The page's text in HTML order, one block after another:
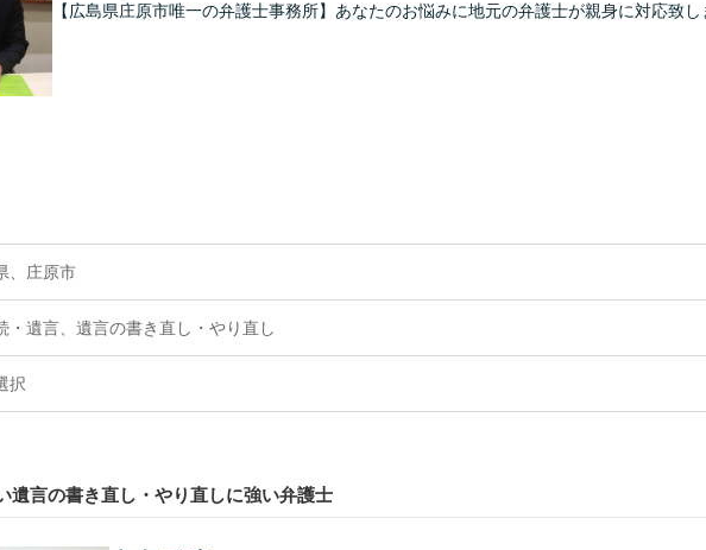
【広島県庄原市唯一の弁護士事務所】あなたのお悩みに地元の弁護士が親身に対応致し
、庄原市
・遺言、遺言の書き直し・やり直し
択
遺言の書き直し・やり直しに強い弁護士